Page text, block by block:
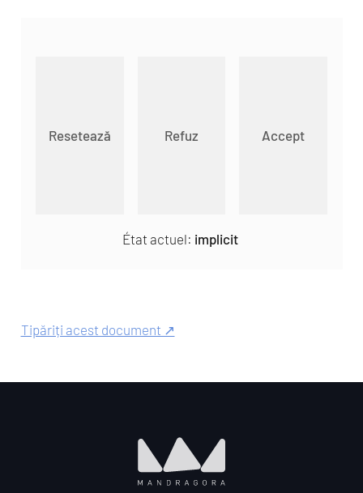
Resetează Refuz Accept
État actuel: implicit
Tipăriți acest document ↗